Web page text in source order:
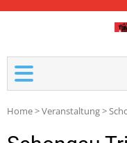
Home>Veranstaltung>